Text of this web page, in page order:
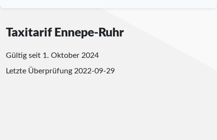
Taxitarif Ennepe-Ruhr
Gültig seit 1. Oktober 2024
Letzte Überprüfung 2022-09-29